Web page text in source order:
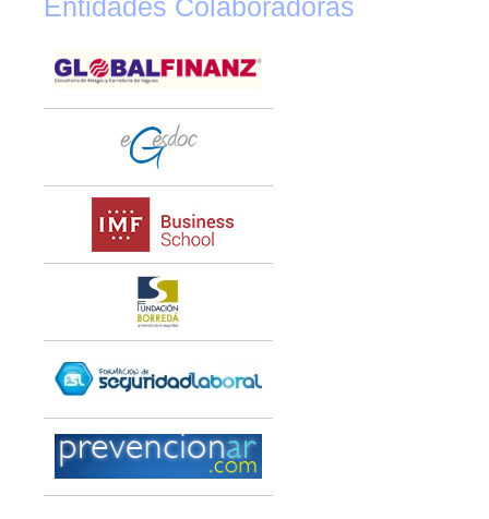
Entidades Colaboradoras